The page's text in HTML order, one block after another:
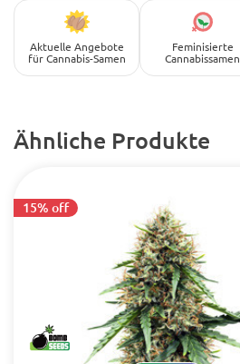
Aktuelle Angebote
für Cannabis-Samen
Feminisierte
Cannabissamen
Ähnliche Produkte
15% off